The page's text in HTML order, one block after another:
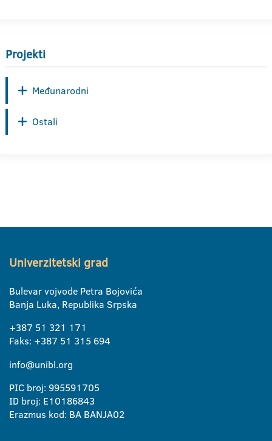
Projekti
Međunarodni
Ostali
Univerzitetski grad
Bulevar vojvode Petra Bojovića
Banja Luka, Republika Srpska
+387 51 321 171
Faks: +387 51 315 694
info@unibl.org
PIC broj: 995591705
ID broj: E10186843
Erazmus kod: BA BANJA02